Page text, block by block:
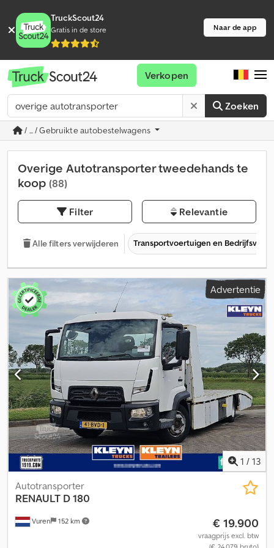
TruckScout24
Gratis in de store Naar de app
Zoeken
Verkopen
/ ... / Gebruikte autobestelwagens
Overige Autotransporter tweedehands te
koop (88)
Filter Relevantie
Alle filters verwijderen Transportvoertuigen en
Advertentie
1 / 13
Vuren 152 km
Autotransporter
RENAULT D 180
€ 19.900
vraagprijs excl. btw